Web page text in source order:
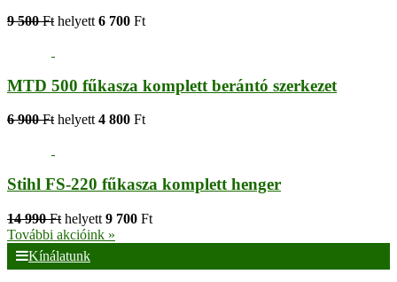
9 500 Ft helyett 6 700 Ft
MTD 500 fűkasza komplett berántó szerkezet
6 900 Ft helyett 4 800 Ft
Stihl FS-220 fűkasza komplett henger
14 990 Ft helyett 9 700 Ft
További akcióink »
Kínálatunk